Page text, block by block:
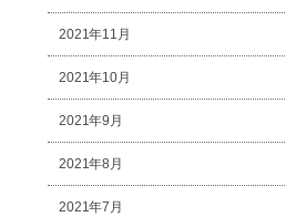
2021年11月
2021年10月
2021年9月
2021年8月
2021年7月